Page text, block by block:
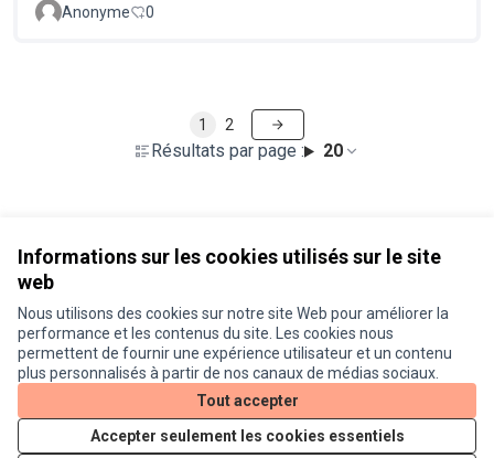
Informations sur les cookies utilisés sur le site
web
Nous utilisons des cookies sur notre site Web pour améliorer la
performance et les contenus du site. Les cookies nous
permettent de fournir une expérience utilisateur et un contenu
plus personnalisés à partir de nos canaux de médias sociaux.
Tout accepter
Accepter seulement les cookies essentiels
Anonyme 0
Résultats par page : 20
1 2
Conditions d'utilisation
Paramètres des cookies
Je participe ! sur X
(Lien externe)
Je participe ! sur Facebook
Je participe ! sur Instagram